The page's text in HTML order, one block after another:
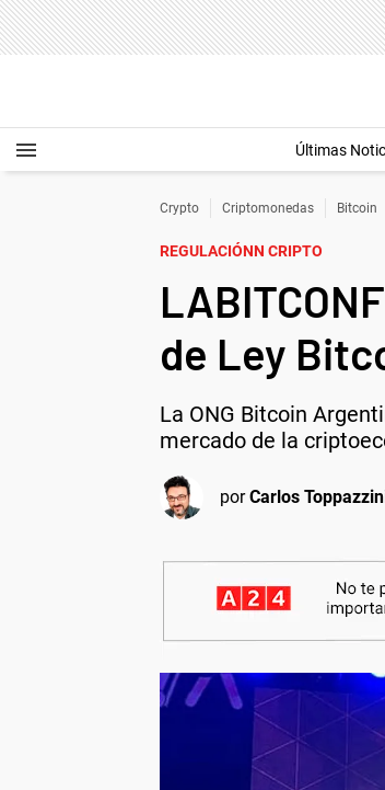
Últimas
Crypto Criptomonedas Bitcoin
REGULACIÓNN CRIPTO
de Ley
La ONG Bitcoin
mercado de la
porCarlos